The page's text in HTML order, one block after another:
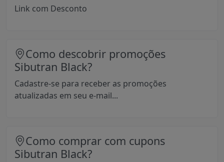
Link com Desconto
Como descobrir promoções
Sibutran Black?
Cadastre-se para receber as promoções
atualizadas em seu e-mail...
Como comprar com cupons
Sibutran Black?